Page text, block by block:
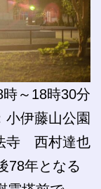
～18時30分
小伊藤山公園
寺 西村達也
78年となる